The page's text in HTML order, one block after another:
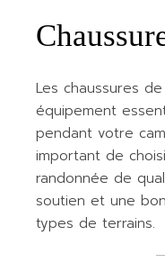
Les chaussures
équipement
pendant votre
important de
randonnée de
soutien et une
types de terrains.